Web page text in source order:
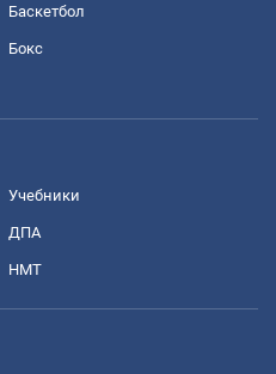
Баскетбол
Бокс
Учебники
ДПА
НМТ